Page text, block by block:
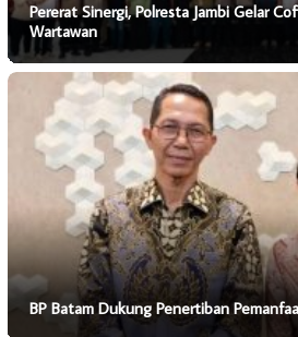
Pererat Sinergi, Polresta Jambi Gelar
Wartawan
BP Batam Dukung Penertiban